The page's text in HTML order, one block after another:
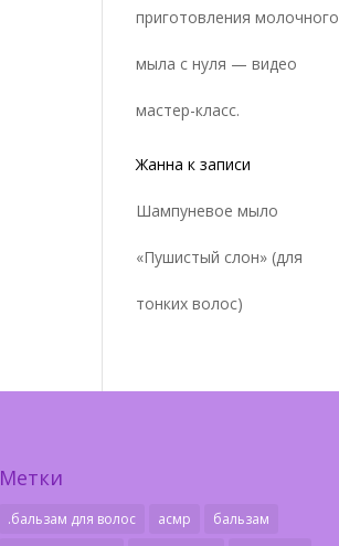
приготовления молочного
мыла с нуля — видео
мастер-класс.
Жанна к записи
Шампуневое мыло
«Пушистый слон» (для
тонких волос)
Метки
.бальзам для волос асмр
бальзам